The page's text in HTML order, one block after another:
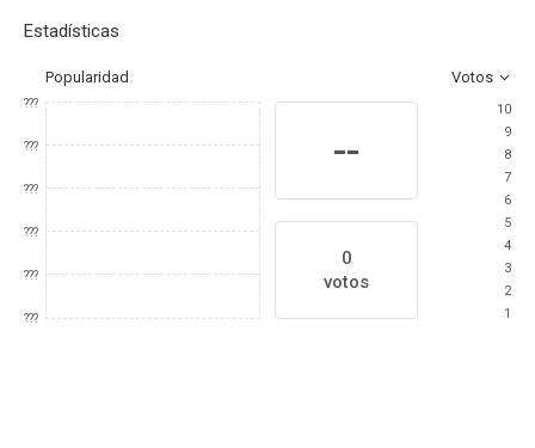
Estadísticas
Popularidad Votos
???
???
???
???
???
???
--
0
votos
10
9
8
7
6
5
4
3
2
1